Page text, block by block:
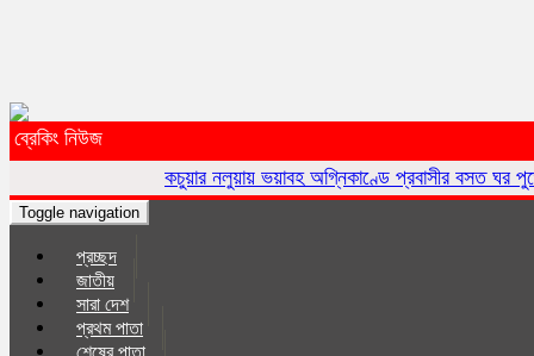
ব্রেকিং নিউজ
কচুয়ার নলুয়ায় ভয়াবহ অগ্নিকাণ্ডে প্রবাসীর বসত ঘর পুড়ে ছাই,ক্ষয়ক্ষতি
Toggle navigation
প্রচ্ছদ
জাতীয়
সারা দেশ
প্রথম পাতা